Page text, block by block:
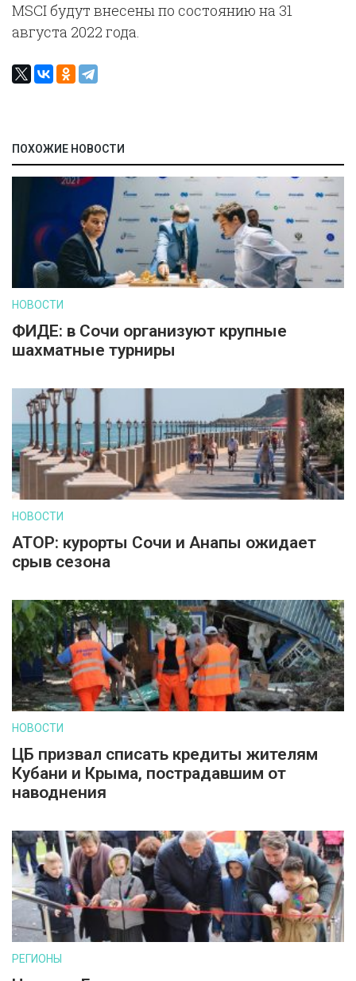
MSCI будут внесены по состоянию на 31
августа 2022 года.
ПОХОЖИЕ НОВОСТИ
НОВОСТИ
ФИДЕ: в Сочи организуют крупные
шахматные турниры
НОВОСТИ
АТОР: курорты Сочи и Анапы ожидает
срыв сезона
НОВОСТИ
ЦБ призвал списать кредиты жителям
Кубани и Крыма, пострадавшим от
наводнения
РЕГИОНЫ